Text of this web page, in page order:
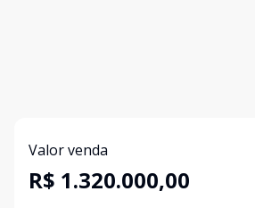
Valor venda
R$ 1.320.000,00